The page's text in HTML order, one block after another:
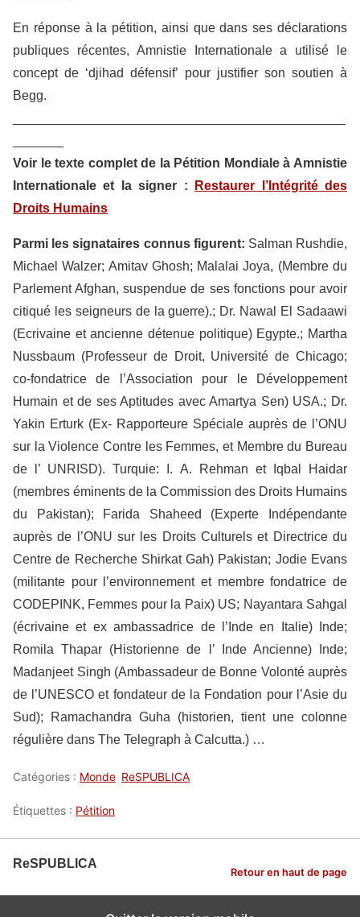
En réponse à la pétition, ainsi que dans ses déclarations
publiques récentes, Amnistie Internationale a utilisé le
concept de ‘djihad défensif’ pour justifier son soutien à
Begg.
Voir le texte complet de la Pétition Mondiale à Amnistie
Internationale et la signer :
Restaurer l’Intégrité des
Droits Humains
Parmi les signataires connus figurent: Salman Rushdie,
Michael Walzer; Amitav Ghosh; Malalai Joya, (Membre du
Parlement Afghan, suspendue de ses fonctions pour avoir
citiqué les seigneurs de la guerre).; Dr. Nawal El Sadaawi
(Ecrivaine et ancienne détenue politique) Egypte.; Martha
Nussbaum (Professeur de Droit, Université de Chicago;
co-fondatrice de l’Association pour le Développement
Humain et de ses Aptitudes avec Amartya Sen) USA.; Dr.
Yakin Erturk (Ex- Rapporteure Spéciale auprès de l’ONU
sur la Violence Contre les Femmes, et Membre du Bureau
de l’ UNRISD). Turquie: I. A. Rehman et Iqbal Haidar
(membres éminents de la Commission des Droits Humains
du Pakistan); Farida Shaheed (Experte Indépendante
auprès de l’ONU sur les Droits Culturels et Directrice du
Centre de Recherche Shirkat Gah) Pakistan; Jodie Evans
(militante pour l’environnement et membre fondatrice de
CODEPINK, Femmes pour la Paix) US; Nayantara Sahgal
(écrivaine et ex ambassadrice de l’Inde en Italie) Inde;
Romila Thapar (Historienne de l’ Inde Ancienne) Inde;
Madanjeet Singh (Ambassadeur de Bonne Volonté auprès
de l’UNESCO et fondateur de la Fondation pour l’Asie du
Sud); Ramachandra Guha (historien, tient une colonne
régulière dans The Telegraph à Calcutta.) …
Catégories : Monde ReSPUBLICA
Étiquettes : Pétition
ReSPUBLICA
Retour en haut de page